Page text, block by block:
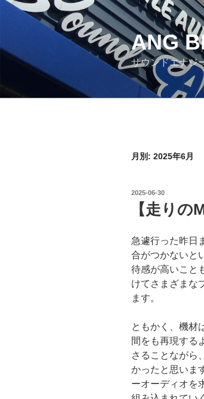
ン
ス
ANG
サウンドエナジ
月別: 2025年6月
投
2025-06-30
【走りの
急遽行った昨日
合がつかないと
待感が高いこと
けてさまざまな
ます。
ともかく、機材
間をも再現する
さることながら
かったと思いま
ーオーディオを